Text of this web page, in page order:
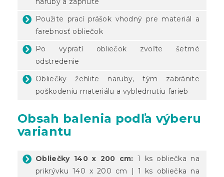
Použite prací prášok vhodný pre materiál a
farebnosť obliečok
Po vypratí obliečok zvoľte šetrné
odstredenie
Obliečky žehlite naruby, tým zabránite
poškodeniu materiálu a vyblednutiu farieb
Obsah balenia podľa výberu
variantu
Obliečky 140 x 200 cm: 1 ks obliečka na
prikrývku 140 x 200 cm | 1 ks obliečka na